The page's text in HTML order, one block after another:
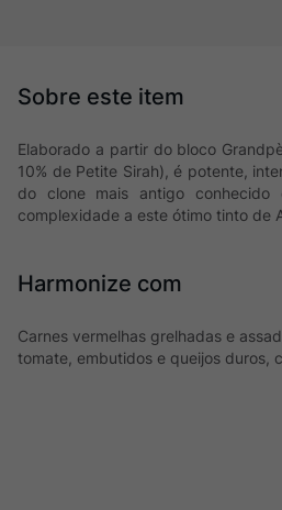
Elaborado a partir do bloco
10% de Petite Sirah), é potente,
do clone mais antigo
complexidade a este ótimo tinto de
Harmonize com
Carnes vermelhas grelhadas e
tomate, embutidos e queijos duros,